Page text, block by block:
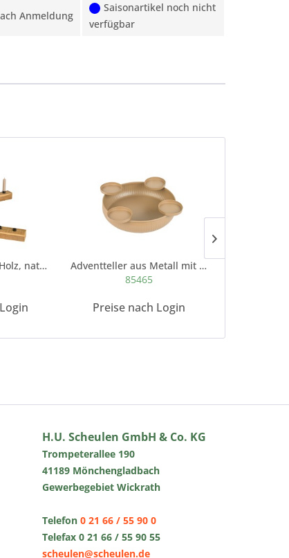
Anmeldung
Saisonartikel noch nicht
verfügbar
Spitzkerzenhalter Holz, natur für
Adventteller aus Metall mit 4 Tüllen taupe, 34...
85465
Preise nach Login
H.U. Scheulen GmbH & Co. KG
Trompeterallee 190
41189 Mönchengladbach
Gewerbegebiet Wickrath
Telefon 0 21 66 / 55 90 0
Telefax 0 21 66 / 55 90 55
scheulen@scheulen.de